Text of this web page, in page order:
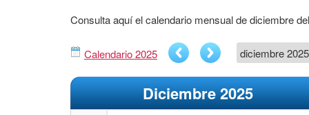
Consulta aquí el calendario mensual de diciembre
Calendario 2025
Diciembre 2025